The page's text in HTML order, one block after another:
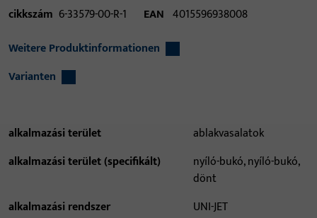
cikkszám 6-33579-00-R-1 EAN 4015596938008
Weitere Produktinformationen
Varianten
alkalmazási terület
ablakvasalatok
alkalmazási terület (specifikált)
nyíló-bukó, nyíló-bukó,
dönt
alkalmazási rendszer
UNI-JET